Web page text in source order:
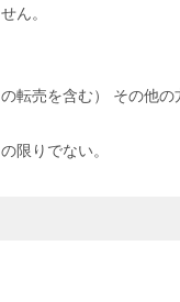
ん。
売を含む） その他
限りでない。